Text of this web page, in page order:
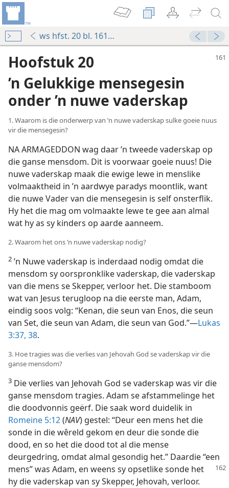
ws hfst. 20 bl. 161-169
Hoofstuk 20
’n Gelukkige mensegesin
onder ’n nuwe vaderskap
1. Waarom is die onderwerp van ’n nuwe vaderskap sulke goeie nuus
vir die mensegesin?
NA ARMAGEDDON wag daar ’n tweede vaderskap op
die ganse mensdom. Dit is voorwaar goeie nuus! Die
nuwe vaderskap maak die ewige lewe in menslike
volmaaktheid in ’n aardwye paradys moontlik, want
die nuwe Vader van die mensegesin is self onsterflik.
Hy het die mag om volmaakte lewe te gee aan almal
wat hy as sy kinders op aarde aanneem.
2. Waarom het ons ’n nuwe vaderskap nodig?
2 ’n Nuwe vaderskap is inderdaad nodig omdat die
mensdom sy oorspronklike vaderskap, die vaderskap
van die mens se Skepper, verloor het. Die stamboom
wat van Jesus terugloop na die eerste man, Adam,
eindig soos volg: “Kenan, die seun van Enos, die seun
van Set, die seun van Adam, die seun van God.”—Lukas
3:37, 38.
3. Hoe tragies was die verlies van Jehovah God se vaderskap vir die
ganse mensdom?
3 Die verlies van Jehovah God se vaderskap was vir die
ganse mensdom tragies. Adam se afstammelinge het
die doodvonnis geërf. Die saak word duidelik in
Romeine 5:12(NAV) gestel: “Deur een mens het die
sonde in die wêreld gekom en deur die sonde die
dood, en so het die dood tot al die mense
deurgedring, omdat almal gesondig het.” Daardie “een
mens” was Adam, en weens sy opsetlike sonde het
hy die vaderskap van sy Skepper, Jehovah, verloor.